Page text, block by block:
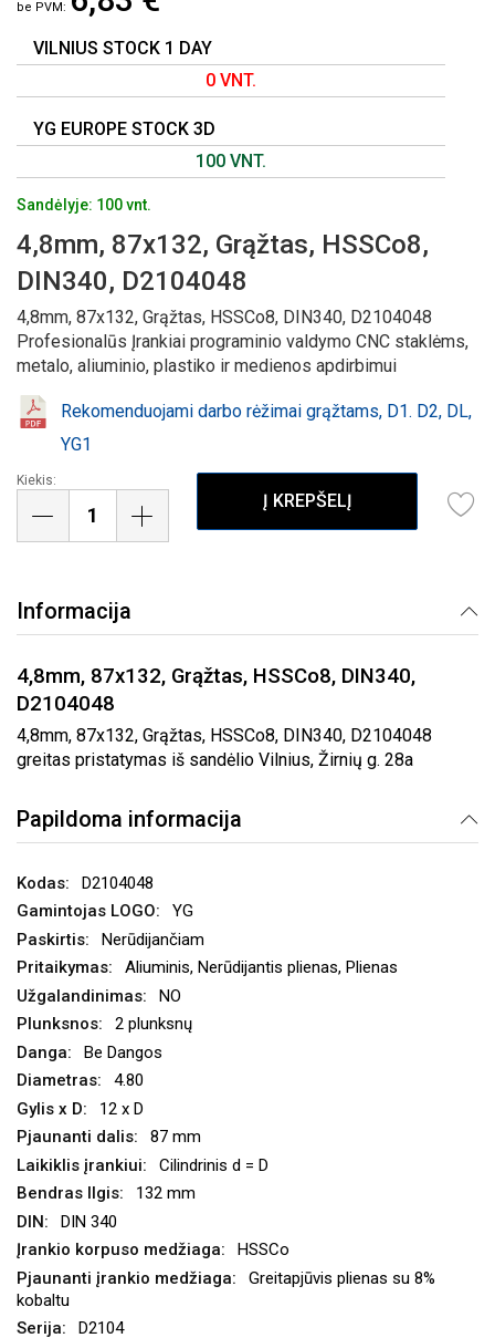
GALERIJOS
PRADŽIĄ
VILNIUS STOCK 1 DAY
0 VNT.
YG EUROPE STOCK 3D
100 VNT.
Sandėlyje: 100 vnt.
4,8mm, 87x132, Grąžtas, HSSCo8,
DIN340, D2104048
4,8mm, 87x132, Grąžtas, HSSCo8, DIN340, D2104048
Profesionalūs Įrankiai programinio valdymo CNC staklėms,
metalo, aliuminio, plastiko ir medienos apdirbimui
Rekomenduojami darbo rėžimai grąžtams, D1. D2, DL,
YG1
Kiekis:
Į KREPŠELĮ
Informacija
4,8mm, 87x132, Grąžtas, HSSCo8, DIN340,
D2104048
4,8mm, 87x132, Grąžtas, HSSCo8, DIN340, D2104048
greitas pristatymas iš sandėlio Vilnius, Žirnių g. 28a
Papildoma informacija
D2104048
YG
Nerūdijančiam
Aliuminis, Nerūdijantis plienas, Plienas
NO
2 plunksnų
Be Dangos
4.80
12 x D
87 mm
Cilindrinis d = D
132 mm
DIN 340
HSSCo
Greitapjūvis plienas su 8%
kobaltu
D2104